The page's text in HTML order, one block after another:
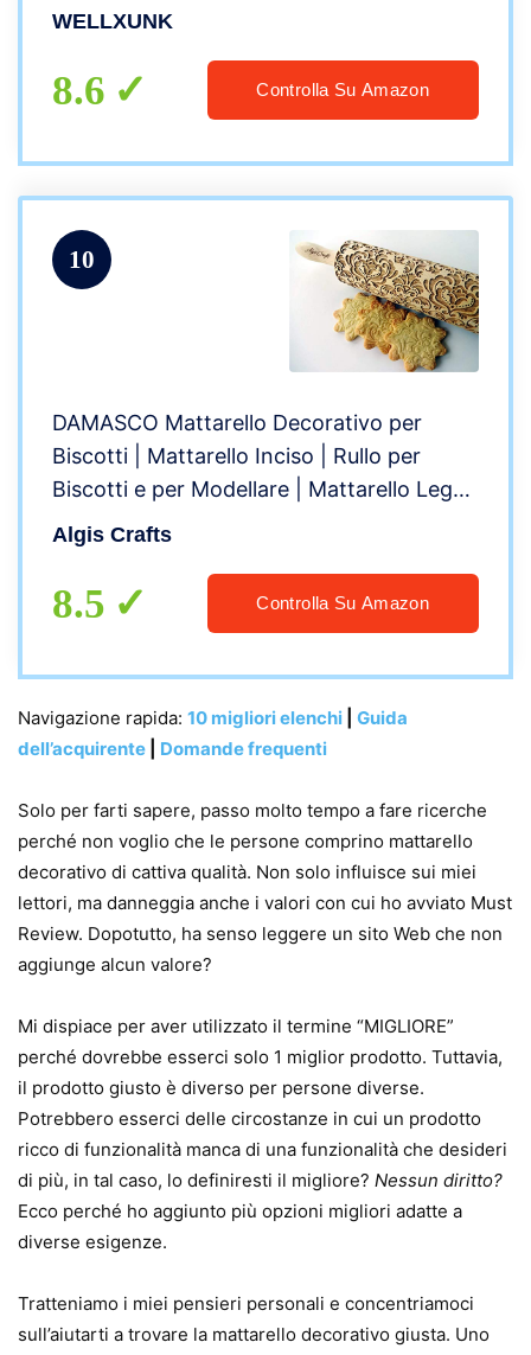
Mattarello,per Biscotti, Impasto,
WELLXUNK
8.6 Controlla Su Amazon
10
DAMASCO Mattarello Decorativo per
Biscotti | Mattarello Inciso | Rullo per
Biscotti e per Modellare | Mattarello Legno
Goffrato di Algis Crafts
Algis Crafts
8.5 Controlla Su Amazon
Navigazione rapida: 10 migliori elenchi
Guida
dell’acquirente
Domande frequenti
Solo per farti sapere, passo molto tempo a fare ricerche
perché non voglio che le persone comprino mattarello
decorativo di cattiva qualità. Non solo influisce sui miei
lettori, ma danneggia anche i valori con cui ho avviato Must
Review. Dopotutto, ha senso leggere un sito Web che non
aggiunge alcun valore?
Mi dispiace per aver utilizzato il termine “MIGLIORE”
perché dovrebbe esserci solo 1 miglior prodotto. Tuttavia,
il prodotto giusto è diverso per persone diverse.
Potrebbero esserci delle circostanze in cui un prodotto
ricco di funzionalità manca di una funzionalità che desideri
di più, in tal caso, lo definiresti il ​​migliore? Nessun diritto?
Ecco perché ho aggiunto più opzioni migliori adatte a
diverse esigenze.
Tratteniamo i miei pensieri personali e concentriamoci
sull’aiutarti a trovare la mattarello decorativo giusta. Uno